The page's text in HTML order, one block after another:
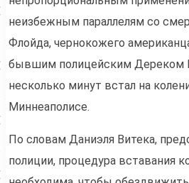
неизбежным параллелям со
Флойда, чернокожего
бывшим полицейским Дереком
несколько минут встал на
Миннеаполисе.
По словам Даниэля Витека,
полиции, процедура вставания